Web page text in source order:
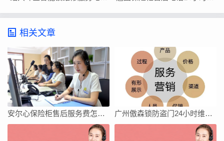
相关文章
安尔心保险柜售后服务费怎么收 广州傲森锁防盗门24小时维修服务400电话